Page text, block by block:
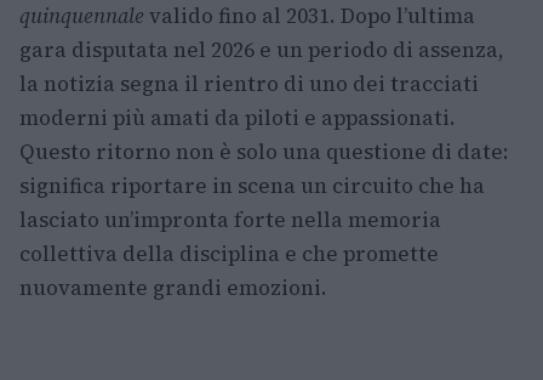
quinquennale valido fino al 2031. Dopo l’ultima
gara disputata nel 2026 e un periodo di assenza,
la notizia segna il rientro di uno dei tracciati
moderni più amati da piloti e appassionati.
Questo ritorno non è solo una questione di date:
significa riportare in scena un circuito che ha
lasciato un’impronta forte nella memoria
collettiva della disciplina e che promette
nuovamente grandi emozioni.